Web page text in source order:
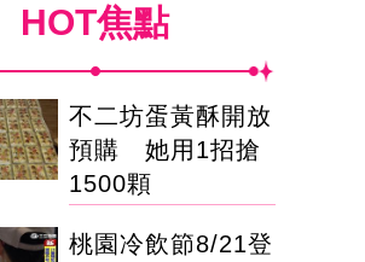
HOT焦點
不二坊蛋黃酥開放
預購 她用1招搶
1500顆
桃園冷飲節8/21登